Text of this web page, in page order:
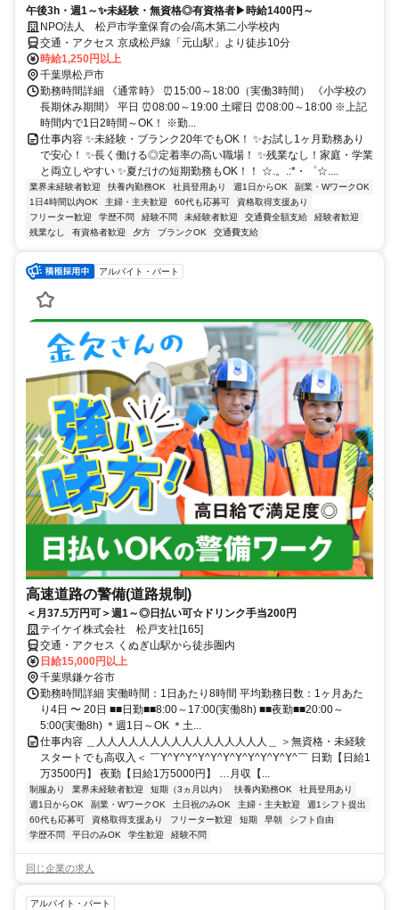
午後3h・週1～✨未経験・無資格◎有資格者▶時給1400円～
NPO法人 松戸市学童保育の会/高木第二小学校内
交通・アクセス 京成松戸線「元山駅」より徒歩10分
時給1,250円以上
千葉県松戸市
勤務時間詳細 《通常時》 ⏰15:00～18:00（実働3時間） 《小学校の
長期休み期間》 平日 ⏰08:00～19:00 土曜日 ⏰08:00～18:00 ※上記
時間内で1日2時間～OK！ ※勤...
仕事内容 ✨未経験・ブランク20年でもOK！ ✨お試し1ヶ月勤務あり
で安心！ ✨長く働ける◎定着率の高い職場！ ✨残業なし！家庭・学業
と両立しやすい ✨夏だけの短期勤務もOK！！ ☆.。.:*・゜☆....
業界未経験者歓迎 扶養内勤務OK 社員登用あり 週1日からOK
副業・WワークOK
1日4時間以内OK
主婦・主夫歓迎 60代も応募可
資格取得支援あり
フリーター歓迎
学歴不問 経験不問 未経験者歓迎 交通費全額支給
経験者歓迎
残業なし
有資格者歓迎 夕方 ブランクOK 交通費支給
アルバイト・パート
高速道路の警備(道路規制)
＜月37.5万円可＞週1～◎日払い可☆ドリンク手当200円
テイケイ株式会社 松戸支社[165]
交通・アクセス くぬぎ山駅から徒歩圏内
日給15,000円以上
千葉県鎌ケ谷市
勤務時間詳細 実働時間：1日あたり8時間 平均勤務日数：1ヶ月あた
り4日 〜 20日 ■■日勤■■8:00～17:00(実働8h) ■■夜勤■■20:00～
5:00(実働8h) ＊週1日～OK ＊土...
仕事内容 ＿人人人人人人人人人人人人人人人人＿ ＞無資格・未経験
スタートでも高収入＜ ￣Y^Y^Y^Y^Y^Y^Y^Y^Y^Y^Y^￣ 日勤【日給1
万3500円】 夜勤【日給1万5000円】 …月収【...
制服あり 業界未経験者歓迎 短期（3ヵ月以内） 扶養内勤務OK
社員登用あり
週1日からOK
副業・WワークOK 土日祝のみOK 主婦・主夫歓迎
週1シフト提出
60代も応募可
資格取得支援あり フリーター歓迎 短期 早朝
シフト自由
学歴不問
平日のみOK 学生歓迎 経験不問
同じ企業の求人
アルバイト・パート